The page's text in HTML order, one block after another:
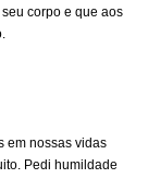
corpo e que aos
em nossas vidas
Pedi humildade